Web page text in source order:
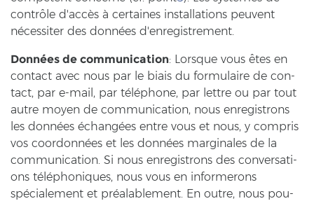
contrôle d'accès à cer­tai­nes in­stal­la­ti­ons peu­vent
nécessiter des données d'en­re­gis­tre­ment.
Données de com­mu­ni­ca­ti­on: Lorsque vous êtes en
con­tact avec nous par le biais du for­mu­lai­re de con­
tact, par e-​mail, par téléphone, par lett­re ou par tout
autre moyen de com­mu­ni­ca­ti­on, nous en­re­gis­trons
les données échangées entre vous et nous, y com­pris
vos coordonnées et les données mar­gi­na­les de la
com­mu­ni­ca­ti­on. Si nous en­re­gis­trons des con­ver­sa­ti­
ons téléphoniques, nous vous en in­for­me­rons
spécialement et préalablement. En outre, nous pou­